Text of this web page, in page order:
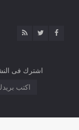
اشترك فى